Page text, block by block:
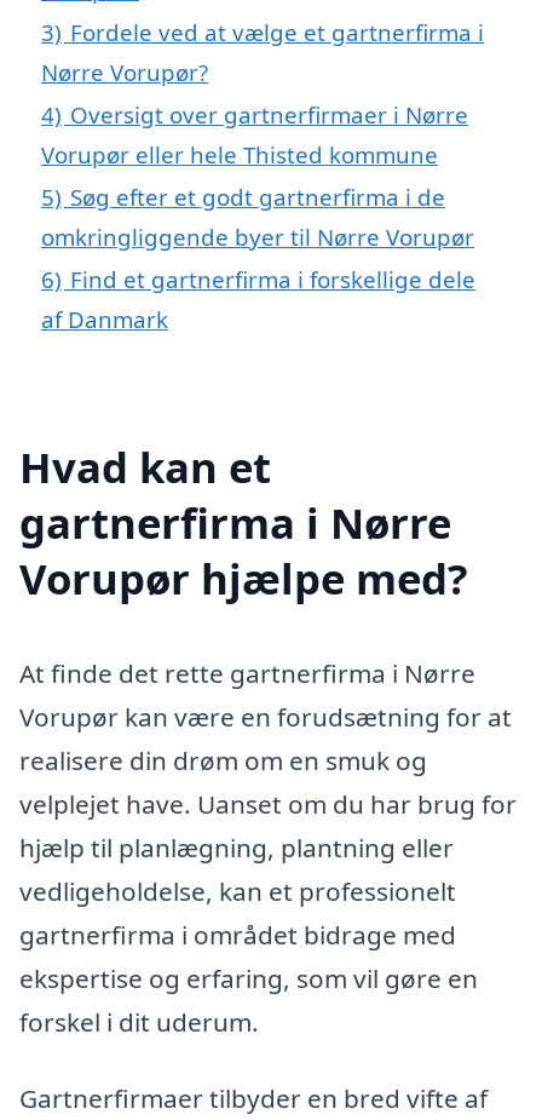
3) Fordele ved at vælge et gartnerfirma i
Nørre Vorupør?
4) Oversigt over gartnerfirmaer i Nørre
Vorupør eller hele Thisted kommune
5) Søg efter et godt gartnerfirma i de
omkringliggende byer til Nørre Vorupør
6) Find et gartnerfirma i forskellige dele
af Danmark
Hvad kan et
gartnerfirma i Nørre
Vorupør hjælpe med?
At finde det rette gartnerfirma i Nørre
Vorupør kan være en forudsætning for at
realisere din drøm om en smuk og
velplejet have. Uanset om du har brug for
hjælp til planlægning, plantning eller
vedligeholdelse, kan et professionelt
gartnerfirma i området bidrage med
ekspertise og erfaring, som vil gøre en
forskel i dit uderum.
Gartnerfirmaer tilbyder en bred vifte af